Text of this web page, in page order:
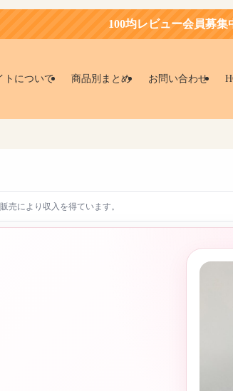
100均レビュー会員募集中！お得にお買い
トについて 商品別まとめ お問い合わせ
により収入を得ています。